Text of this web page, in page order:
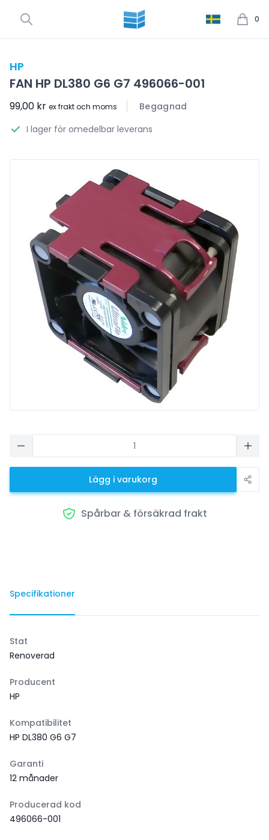
0
HP
FAN HP DL380 G6 G7 496066-001
99,00 kr ex frakt och moms
Begagnad
I lager för omedelbar leverans
Lägg i varukorg
Spårbar & försäkrad frakt
Specifikationer
Stat
Renoverad
Producent
HP
Kompatibilitet
HP DL380 G6 G7
Garanti
12 månader
Producerad kod
496066-001